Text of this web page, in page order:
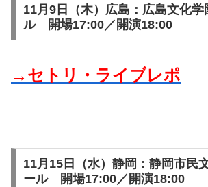
11月9日（木）広島：広島文化
ル 開場17:00／開演18:00
→セトリ・ライブレポ
11月15日（水）静岡：静岡市民
ール 開場17:00／開演18:00